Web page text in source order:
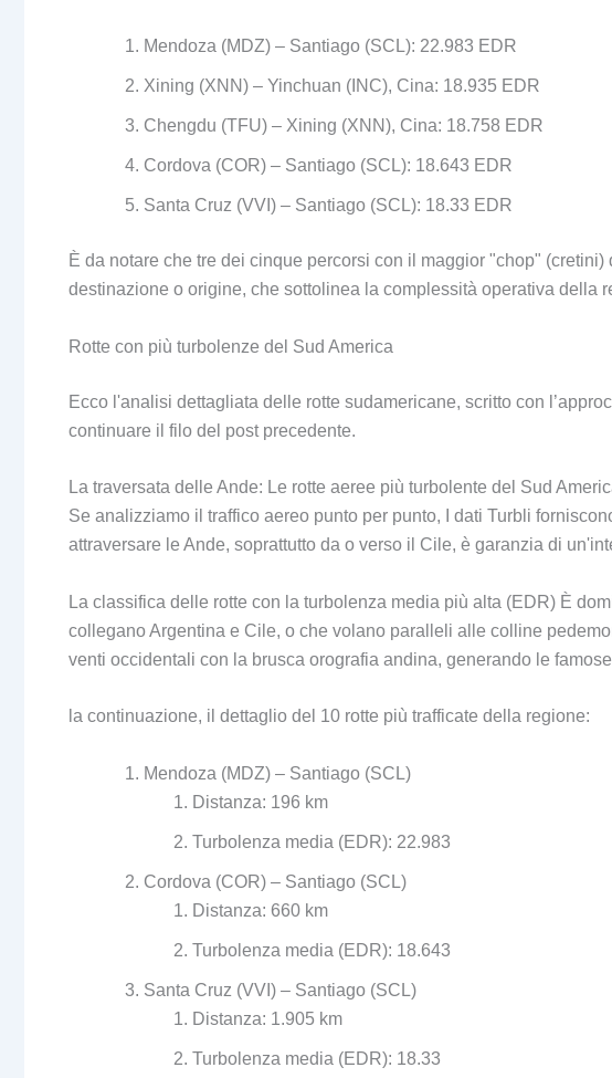
Mendoza (MDZ) – Santiago (SCL): 22.983 EDR
Xining (XNN) – Yinchuan (INC), Cina: 18.935 EDR
Chengdu (TFU) – Xining (XNN), Cina: 18.758 EDR
Cordova (COR) – Santiago (SCL): 18.643 EDR
Santa Cruz (VVI) – Santiago (SCL): 18.33 EDR
È da notare che tre dei cinque percorsi con il maggior "chop"
destinazione o origine, che sottolinea la complessità operativa della
Rotte con più turbolenze del Sud America
Ecco l'analisi dettagliata delle rotte sudamericane, scritto con
continuare il filo del post precedente.
La traversata delle Ande: Le rotte aeree più turbolente del Sud
Se analizziamo il traffico aereo punto per punto, I dati Turbli
attraversare le Ande, soprattutto da o verso il Cile, è garanzia di
La classifica delle rotte con la turbolenza media più alta (EDR) È
collegano Argentina e Cile, o che volano paralleli alle colline
venti occidentali con la brusca orografia andina, generando le
la continuazione, il dettaglio del 10 rotte più trafficate della regione:
Mendoza (MDZ) – Santiago (SCL)
Distanza: 196 km
Turbolenza media (EDR): 22.983
Cordova (COR) – Santiago (SCL)
Distanza: 660 km
Turbolenza media (EDR): 18.643
Santa Cruz (VVI) – Santiago (SCL)
Distanza: 1.905 km
Turbolenza media (EDR): 18.33